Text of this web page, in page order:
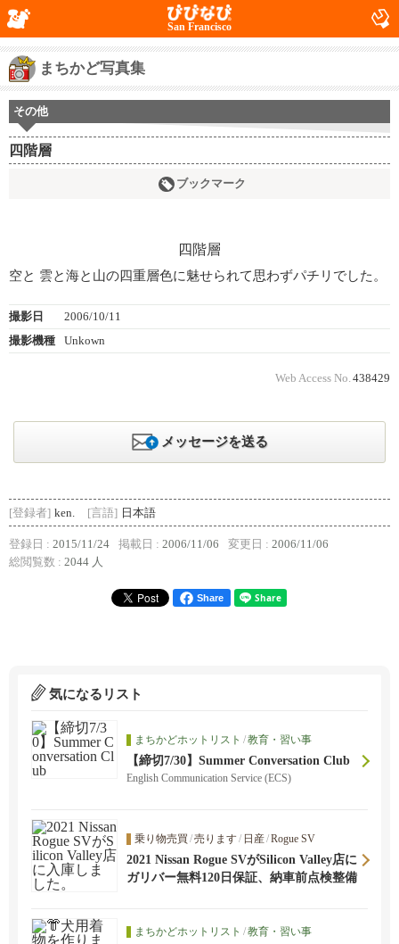
San Francisco
まちかど写真集
その他
四階層
ブックマーク
空と 雲と海と山の四重層色に魅せられて思わずパチリでした。
撮影日
2006/10/11
撮影機種
Unkown
Web Access No. 438429
メッセージを送る
[登録者] ken. [言語] 日本語
登録日 : 2015/11/24 掲載日 : 2006/11/06 変更日 : 2006/11/06
総閲覧数 : 2044 人
Share
気になるリスト
まちかどホットリスト /教育・習い事
【締切7/30】Summer Conversation Club
English Communication Service (ECS)
乗り物売買 /売ります/ 日産/Rogue SV
2021 Nissan Rogue SVがSilicon Valley店に
入庫しました。
ガリバー無料120日保証、納車前点検整備
まちかどホットリスト /教育・習い事